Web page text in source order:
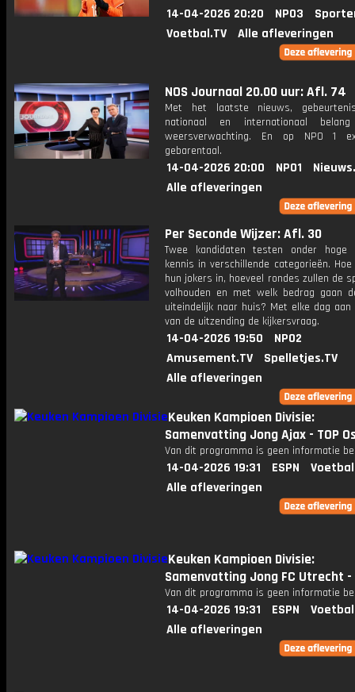
14-04-2026 20:20 NPO3
Voetbal.TV
Alle afleveringen
NOS Journaal 20.00 uur: Afl. 74
Met het laatste nieuws,
nationaal en internationaal
weersverwachting. En op NPO 1
gebarentaal.
14-04-2026 20:00 NPO1
Alle afleveringen
Per Seconde Wijzer: Afl. 30
Twee kandidaten testen onder hoge
kennis in verschillende categorieën.
hun jokers in, hoeveel rondes zullen de
volhouden en met welk bedrag gaan
uiteindelijk naar huis? Met elke dag
van de uitzending de kijkersvraag.
14-04-2026 19:50
NPO2
Amusement.TV
Spelletjes.TV
Alle afleveringen
Keuken Kampioen Divisie:
Samenvatting Jong Ajax - TOP
Van dit programma is geen informatie
14-04-2026 19:31 ESPN
Alle afleveringen
Keuken Kampioen Divisie:
Samenvatting Jong FC Utrecht
Van dit programma is geen informatie
14-04-2026 19:31 ESPN
Alle afleveringen